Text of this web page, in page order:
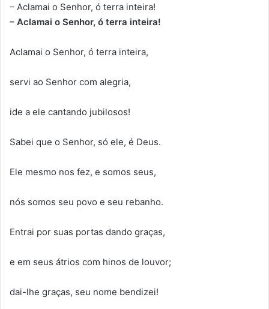
– Aclamai o Senhor, ó terra inteira!
– Aclamai o Senhor, ó terra inteira!
Aclamai o Senhor, ó terra inteira,
servi ao Senhor com alegria,
ide a ele cantando jubilosos!
Sabei que o Senhor, só ele, é Deus.
Ele mesmo nos fez, e somos seus,
nós somos seu povo e seu rebanho.
Entrai por suas portas dando graças,
e em seus átrios com hinos de louvor;
dai-lhe graças, seu nome bendizei!